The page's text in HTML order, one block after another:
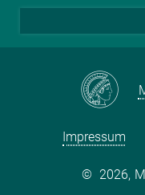
Impressum
© 2026,